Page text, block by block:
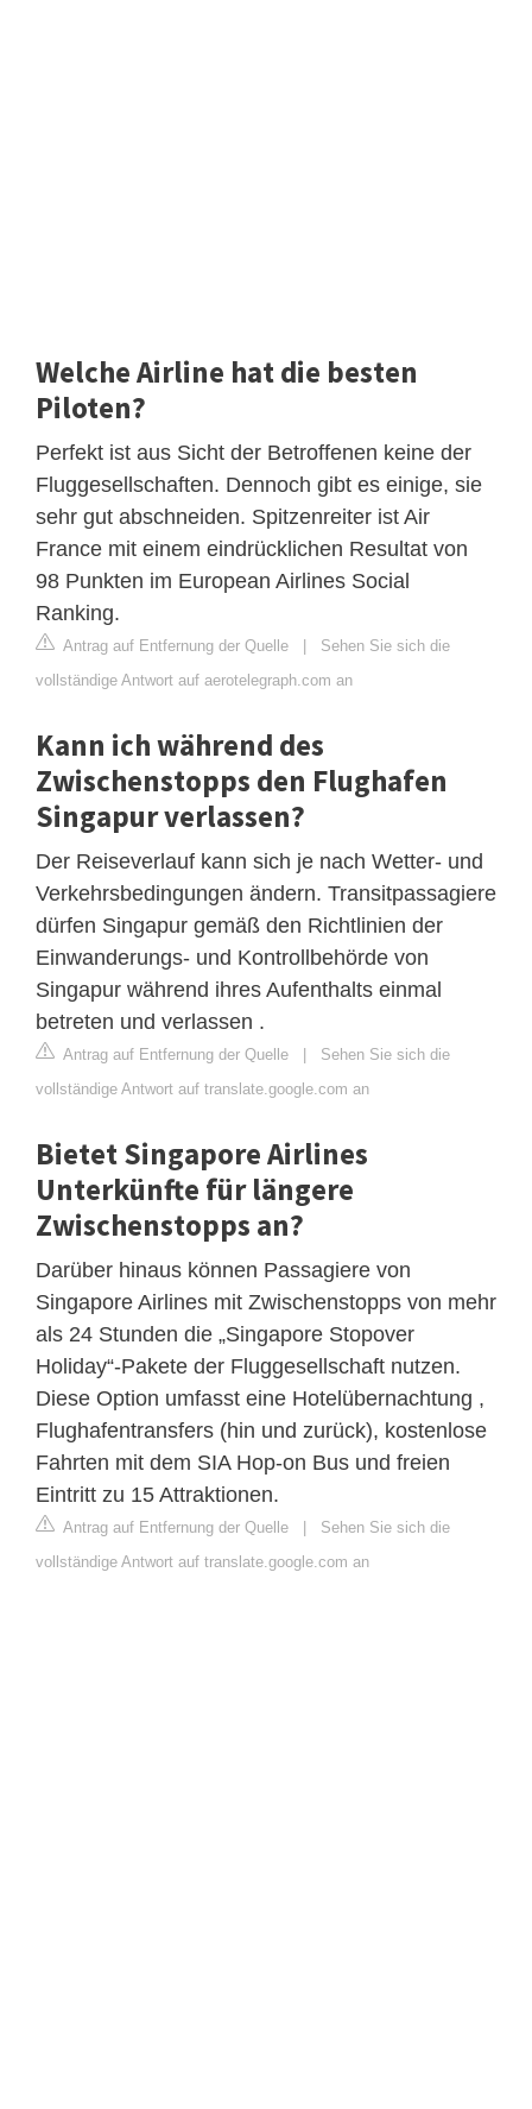
Welche Airline hat die besten
Piloten?
Perfekt ist aus Sicht der Betroffenen keine der
Fluggesellschaften. Dennoch gibt es einige, sie
sehr gut abschneiden. Spitzenreiter ist Air
France mit einem eindrücklichen Resultat von
98 Punkten im European Airlines Social
Ranking.
Antrag auf Entfernung der Quelle | Sehen Sie sich die
vollständige Antwort auf aerotelegraph.com an
Kann ich während des
Zwischenstopps den Flughafen
Singapur verlassen?
Der Reiseverlauf kann sich je nach Wetter- und
Verkehrsbedingungen ändern. Transitpassagiere
dürfen Singapur gemäß den Richtlinien der
Einwanderungs- und Kontrollbehörde von
Singapur während ihres Aufenthalts einmal
betreten und verlassen .
Antrag auf Entfernung der Quelle | Sehen Sie sich die
vollständige Antwort auf translate.google.com an
Bietet Singapore Airlines
Unterkünfte für längere
Zwischenstopps an?
Darüber hinaus können Passagiere von
Singapore Airlines mit Zwischenstopps von mehr
als 24 Stunden die „Singapore Stopover
Holiday“-Pakete der Fluggesellschaft nutzen.
Diese Option umfasst eine Hotelübernachtung ,
Flughafentransfers (hin und zurück), kostenlose
Fahrten mit dem SIA Hop-on Bus und freien
Eintritt zu 15 Attraktionen.
Antrag auf Entfernung der Quelle | Sehen Sie sich die
vollständige Antwort auf translate.google.com an